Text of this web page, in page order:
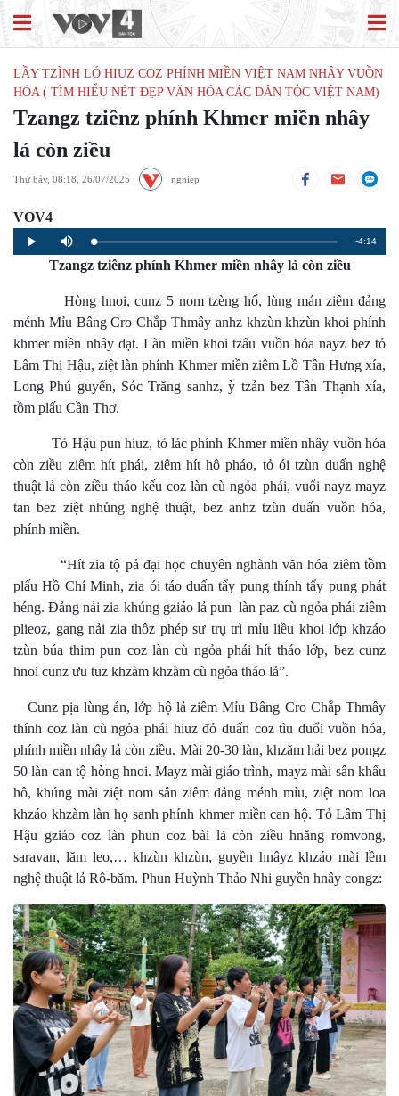
LẦY TZÌNH LÓ HIUZ COZ PHÍNH MIỀN VIỆT NAM NHÂY VUỒN
HÓA ( TÌM HIỂU NÉT ĐẸP VĂN HÓA CÁC DÂN TỘC VIỆT NAM)
Tzangz tziênz phính Khmer miền nhây
lả còn ziều
Thứ bảy, 08:18, 26/07/2025 nghiep
VOV4
Play Mute Loaded:
0%
Progress:
0%
Remaining
-4:14
Tzangz tziênz phính Khmer miền nhây lả còn ziều
Hòng hnoi, cunz 5 nom tzèng hổ, lùng mán ziêm đảng
ménh Mỉu Bâng Cro Chắp Thmây anhz khzùn khzùn khoi phính
khmer miền nhây dạt. Làn miền khoi tzấu vuồn hóa nayz bez tỏ
Lâm Thị Hậu, ziệt làn phính Khmer miền ziêm Lồ Tân Hưng xía,
Long Phú guyển, Sóc Trăng sanhz, ỳ tzản bez Tân Thạnh xía,
tồm plấu Cần Thơ.
Tỏ Hậu pun hiuz, tỏ lác phính Khmer miền nhây vuồn hóa
còn ziều ziêm hít phái, ziêm hít hô pháo, tỏ ói tzùn duấn nghệ
thuật lả còn ziều tháo kếu coz làn cù ngỏa phái, vuổi nayz mayz
tan bez ziệt nhủng nghệ thuật, bez anhz tzùn duấn vuồn hóa,
phính miền.
“Hít zia tộ pả đại học chuyên nghành văn hóa ziêm tồm
plấu Hồ Chí Minh, zia ói táo duấn tẩy pung thính tẩy pung phát
héng. Đảng nải zia khúng gziáo lả pun làn paz cù ngỏa phái ziêm
plieoz, gang nải zia thôz phép sư trụ trì mỉu liều khoi lớp khzáo
tzùn búa thim pun coz làn cù ngỏa phái hít tháo lớp, bez cunz
hnoi cunz ưu tuz khzàm khzàm cù ngỏa tháo lả”.
Cunz pịa lùng án, lớp hộ lả ziêm Mỉu Bâng Cro Chắp Thmây
thính coz làn cù ngỏa phái hiuz đỏ duấn coz tìu duổi vuồn hóa,
phính miền nhây lả còn ziều. Mài 20-30 làn, khzăm hải bez pongz
50 làn can tộ hòng hnoi. Mayz mài giáo trình, mayz mài sân khấu
hô, khúng mài ziệt nom sân ziêm đảng ménh mỉu, ziệt nom loa
khzáo khzàm làn họ sanh phính khmer miền can hộ. Tỏ Lâm Thị
Hậu gziáo coz làn phun coz bài lả còn ziều hnăng romvong,
saravan, lăm leo,… khzùn khzùn, guyền hnâyz khzáo mài lềm
nghệ thuật lả Rô-băm. Phun Huỳnh Thảo Nhi guyền hnây congz: